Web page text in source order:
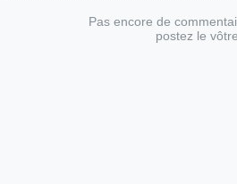
Pas encore de
postez le